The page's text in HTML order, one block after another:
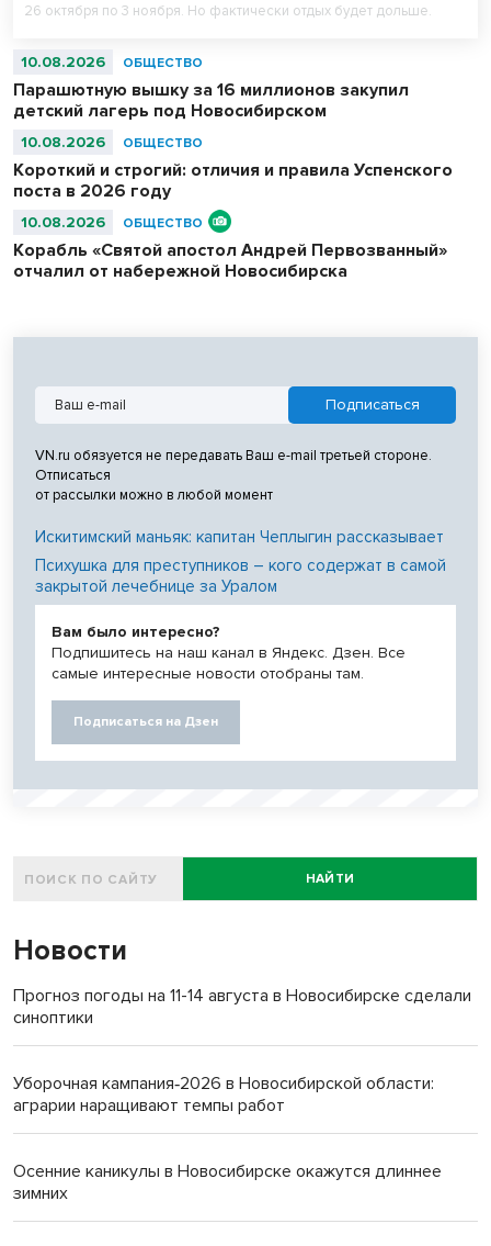
26 октября по 3 ноября. Но фактически отдых будет дольше.
10.08.2026 ОБЩЕСТВО
Парашютную вышку за 16 миллионов закупил
детский лагерь под Новосибирском
10.08.2026 ОБЩЕСТВО
Короткий и строгий: отличия и правила Успенского
поста в 2026 году
10.08.2026 ОБЩЕСТВО
Корабль «Святой апостол Андрей Первозванный»
отчалил от набережной Новосибирска
VN.ru обязуется не передавать Ваш e-mail третьей стороне.
Отписаться
от рассылки можно в любой момент
Искитимский маньяк: капитан Чеплыгин рассказывает
Психушка для преступников – кого содержат в самой
закрытой лечебнице за Уралом
Вам было интересно?
Подпишитесь на наш канал в Яндекс. Дзен. Все
самые интересные новости отобраны там.
Подписаться на Дзен
НАЙТИ
Новости
Прогноз погоды на 11-14 августа в Новосибирске сделали
синоптики
Уборочная кампания‑2026 в Новосибирской области:
аграрии наращивают темпы работ
Осенние каникулы в Новосибирске окажутся длиннее
зимних